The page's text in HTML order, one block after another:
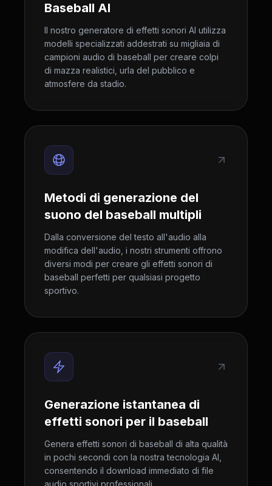
Baseball AI
Il nostro generatore di effetti sonori AI utilizza
modelli specializzati addestrati su migliaia di
campioni audio di baseball per creare colpi
di mazza realistici, urla del pubblico e
atmosfere da stadio.
Metodi di generazione del
suono del baseball multipli
Dalla conversione del testo all'audio alla
modifica dell'audio, i nostri strumenti offrono
diversi modi per creare gli effetti sonori di
baseball perfetti per qualsiasi progetto
sportivo.
Generazione istantanea di
effetti sonori per il baseball
Genera effetti sonori di baseball di alta qualità
in pochi secondi con la nostra tecnologia AI,
consentendo il download immediato di file
audio sportivi professionali.